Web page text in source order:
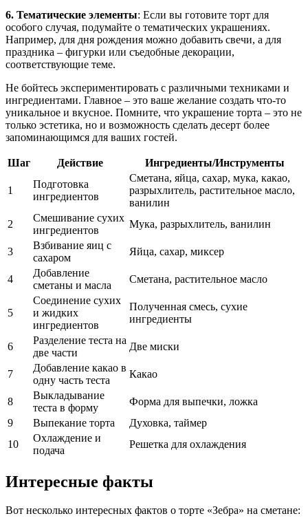
6. Тематические элементы: Если вы готовите торт для
особого случая, подумайте о тематических украшениях.
Например, для дня рождения можно добавить свечи, а для
праздника – фигурки или съедобные декорации,
соответствующие теме.
Не бойтесь экспериментировать с различными техниками и
ингредиентами. Главное – это ваше желание создать что-то
уникальное и вкусное. Помните, что украшение торта – это не
только эстетика, но и возможность сделать десерт более
запоминающимся для ваших гостей.
Шаг Действие Ингредиенты/Инструменты
1
Подготовка
ингредиентов
Сметана, яйца, сахар, мука, какао,
разрыхлитель, растительное масло,
ванилин
2
Смешивание сухих
ингредиентов
Мука, разрыхлитель, ванилин
3
Взбивание яиц с
сахаром
Яйца, сахар, миксер
4
Добавление
сметаны и масла
Сметана, растительное масло
5
Соединение сухих
и жидких
ингредиентов
Полученная смесь, сухие
ингредиенты
6
Разделение теста на
две части
Две миски
7
Добавление какао в
одну часть теста
Какао
8
Выкладывание
теста в форму
Форма для выпечки, ложка
9
Выпекание торта
Духовка, таймер
10
Охлаждение и
подача
Решетка для охлаждения
Интересные факты
Вот несколько интересных фактов о торте «Зебра» на сметане: